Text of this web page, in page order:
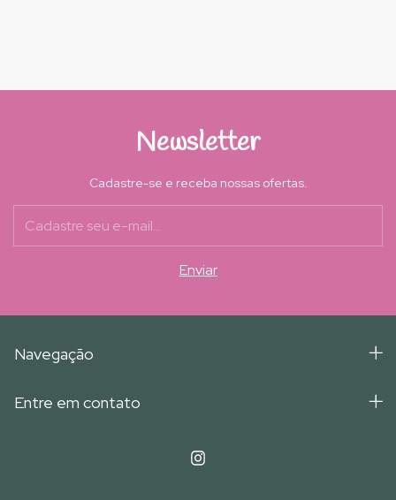
Newsletter
Cadastre-se e receba nossas ofertas.
Navegação
Entre em contato